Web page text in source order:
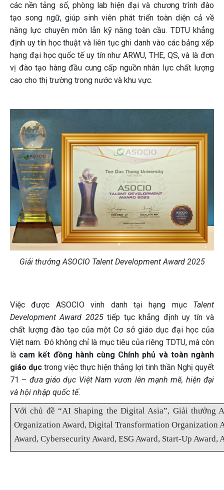
các nền tảng số, phòng lab hiện đại và chương trình đào
tạo song ngữ, giúp sinh viên phát triển toàn diện cả về
năng lực chuyên môn lẫn kỹ năng toàn cầu. TDTU khẳng
định uy tín học thuật và liên tục ghi danh vào các bảng xếp
hạng đại học quốc tế uy tín như ARWU, THE, QS, và là đơn
vị đào tạo hàng đầu cung cấp nguồn nhân lực chất lượng
cao cho thị trường trong nước và khu vực.
Giải thưởng ASOCIO Talent Development Award 2025
Việc được ASOCIO vinh danh tại hạng mục Talent
Development Award 2025tiếp tục khẳng định uy tín và
chất lượng đào tạo của một Cơ sở giáo dục đại học của
Việt nam. Đó không chỉ là mục tiêu của riêng TDTU, mà còn
là cam kết đồng hành cùng Chính phủ và toàn ngành
giáo dục trong việc thực hiện thắng lợi tinh thần Nghị quyết
71 – đưa giáo dục Việt Nam vươn lên mạnh mẽ, hiện đại
và hội nhập quốc tế.
Với chủ đề “AI Shaping the Digital Asia”, Giải thưởng
Organization Award, Digital Transformation Organization
Award, Cybersecurity Award, ESG Award, Start-Up